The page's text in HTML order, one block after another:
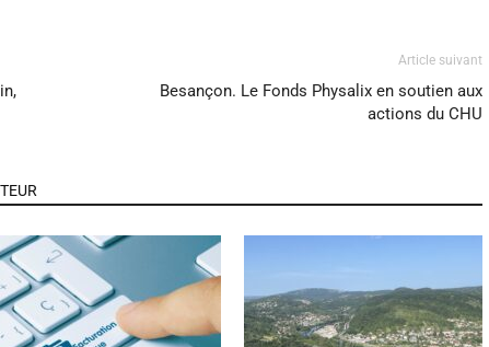
Article suivant
Besançon. Le Fonds Physalix en soutien aux
actions du CHU